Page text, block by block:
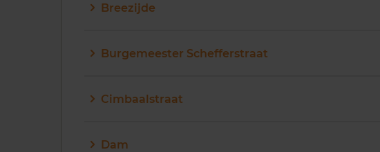
Breezijde
Burgemeester Schefferstraat
Cimbaalstraat
Dam